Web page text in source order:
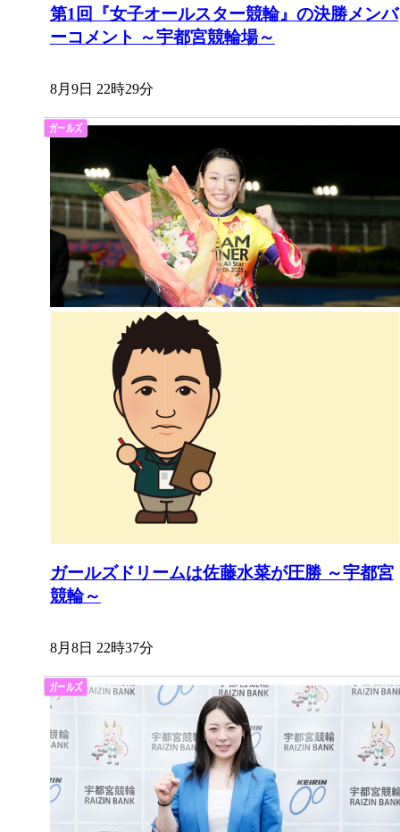
第1回『女子オールスター競輪』の決勝メンバ
ーコメント ～宇都宮競輪場～
8月9日 22時29分
ガールズドリームは佐藤水菜が圧勝 ～宇都宮
競輪～
8月8日 22時37分